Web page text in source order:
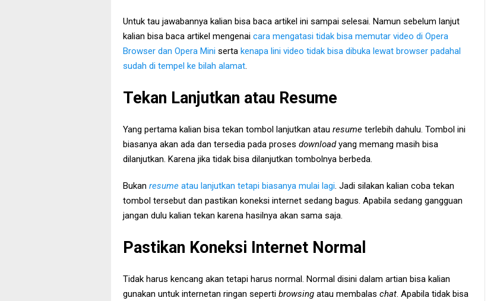
Untuk tau jawabannya kalian bisa baca artikel ini sampai selesai. Namun sebelum lanjut
kalian bisa baca artikel mengenai cara mengatasi tidak bisa memutar video di Opera
Browser dan Opera Mini serta kenapa lini video tidak bisa dibuka lewat browser padahal
sudah di tempel ke bilah alamat.
Tekan Lanjutkan atau Resume
Yang pertama kalian bisa tekan tombol lanjutkan atau resume terlebih dahulu. Tombol ini
biasanya akan ada dan tersedia pada proses downloadyang memang masih bisa
dilanjutkan. Karena jika tidak bisa dilanjutkan tombolnya berbeda.
Bukan resume atau lanjutkan tetapi biasanya mulai lagi. Jadi silakan kalian coba tekan
tombol tersebut dan pastikan koneksi internet sedang bagus. Apabila sedang gangguan
jangan dulu kalian tekan karena hasilnya akan sama saja.
Pastikan Koneksi Internet Normal
Tidak harus kencang akan tetapi harus normal. Normal disini dalam artian bisa kalian
gunakan untuk internetan ringan seperti browsing atau membalas chat. Apabila tidak bisa